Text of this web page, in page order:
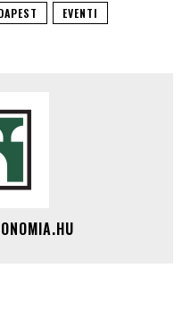
EVENTI